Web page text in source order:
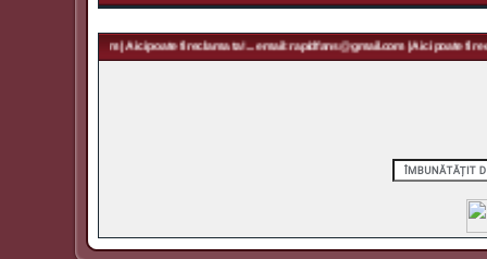
| Aici poate fi reclama ta! ... email: rapidfans@gmail.com | Aici poate fi